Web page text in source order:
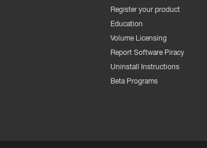
Register your product
Education
Volume Licensing
Report Software Piracy
Uninstall Instructions
Beta Programs